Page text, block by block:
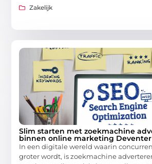
Zakelijk
Slim starten met zoekmachine
binnen online marketing Deventer
In een digitale wereld waarin
groter wordt, is zoekmachine